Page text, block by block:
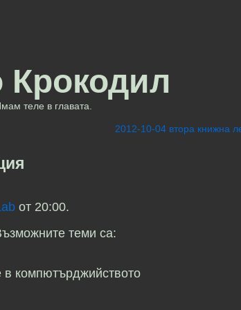
Крокодил
теле в главата.
2012-10-04 втора книжна
от 20:00.
теми са:
компютърджийството